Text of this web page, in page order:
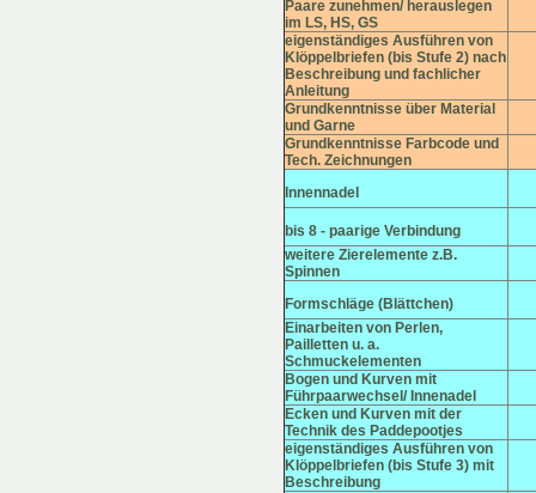
Paare zunehmen/ herauslegen
im LS, HS, GS
eigenständiges Ausführen von
Klöppelbriefen (bis Stufe 2) nach
Beschreibung und fachlicher
Anleitung
Grundkenntnisse über Material
und Garne
Grundkenntnisse Farbcode und
Tech. Zeichnungen
Innennadel
bis 8 - paarige Verbindung
weitere Zierelemente z.B.
Spinnen
Formschläge (Blättchen)
Einarbeiten von Perlen,
Pailletten u. a.
Schmuckelementen
Bogen und Kurven mit
Führpaarwechsel/ Innenadel
Ecken und Kurven mit der
Technik des Paddepootjes
eigenständiges Ausführen von
Klöppelbriefen (bis Stufe 3) mit
Beschreibung